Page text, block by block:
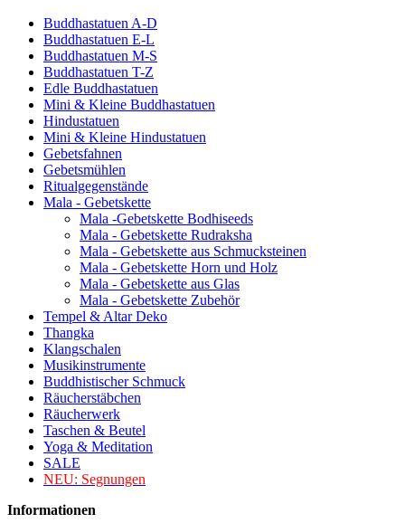
Buddhastatuen A-D
Buddhastatuen E-L
Buddhastatuen M-S
Buddhastatuen T-Z
Edle Buddhastatuen
Mini & Kleine Buddhastatuen
Hindustatuen
Mini & Kleine Hindustatuen
Gebetsfahnen
Gebetsmühlen
Ritualgegenstände
Mala - Gebetskette
Mala -Gebetskette Bodhiseeds
Mala - Gebetskette Rudraksha
Mala - Gebetskette aus Schmucksteinen
Mala - Gebetskette Horn und Holz
Mala - Gebetskette aus Glas
Mala - Gebetskette Zubehör
Tempel & Altar Deko
Thangka
Klangschalen
Musikinstrumente
Buddhistischer Schmuck
Räucherstäbchen
Räucherwerk
Taschen & Beutel
Yoga & Meditation
SALE
NEU: Segnungen
Informationen